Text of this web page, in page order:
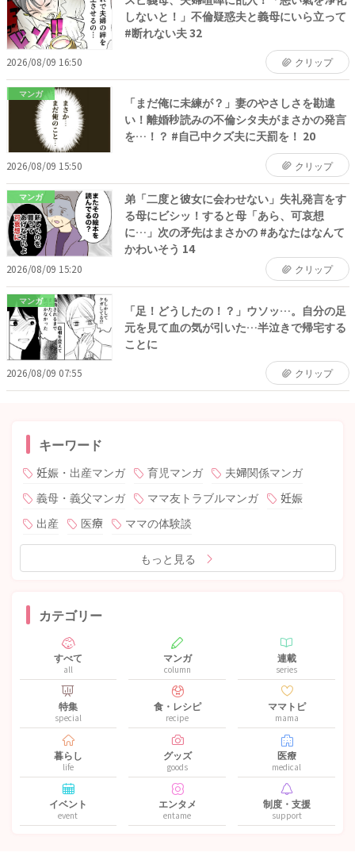
しないと！」不倫疑惑夫と義母にいら立って
#断れない夫 32
2026/08/09 16:50 クリップ
マンガ
「まだ俺に未練が？」妻のやさしさを勘違
い！離婚秒読みの不倫シタ夫がまさかの発言
を…！？ #自己中クズ夫に天罰を！ 20
2026/08/09 15:50 クリップ
マンガ
弟「二度と彼女に会わせない」失礼発言をす
る母にビシッ！すると母「あら、可哀想
に…」次の矛先はまさかの #あなたはなんて
かわいそう 14
2026/08/09 15:20 クリップ
マンガ
「足！どうしたの！？」ウソッ…。自分の足
元を見て血の気が引いた…半泣きで帰宅する
ことに
2026/08/09 07:55 クリップ
キーワード
妊娠・出産マンガ 育児マンガ
夫婦関係マンガ
義母・義父マンガ
ママ友トラブルマンガ
妊娠
出産
医療 ママの体験談
もっと見る
カテゴリー
すべて
all
マンガ
column
連載
series
特集
special
食・レシピ
recipe
ママトピ
mama
暮らし
life
グッズ
goods
医療
medical
イベント
event
エンタメ
entame
制度・支援
support